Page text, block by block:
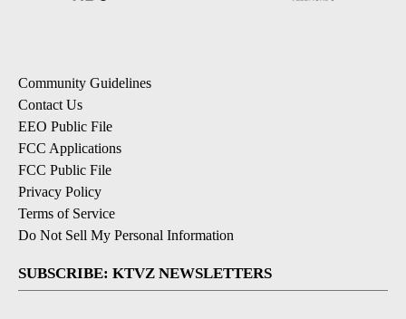
Community Guidelines
Contact Us
EEO Public File
FCC Applications
FCC Public File
Privacy Policy
Terms of Service
Do Not Sell My Personal Information
SUBSCRIBE: KTVZ NEWSLETTERS